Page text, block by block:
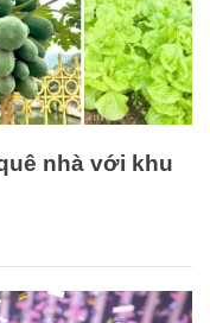
nhà với khu